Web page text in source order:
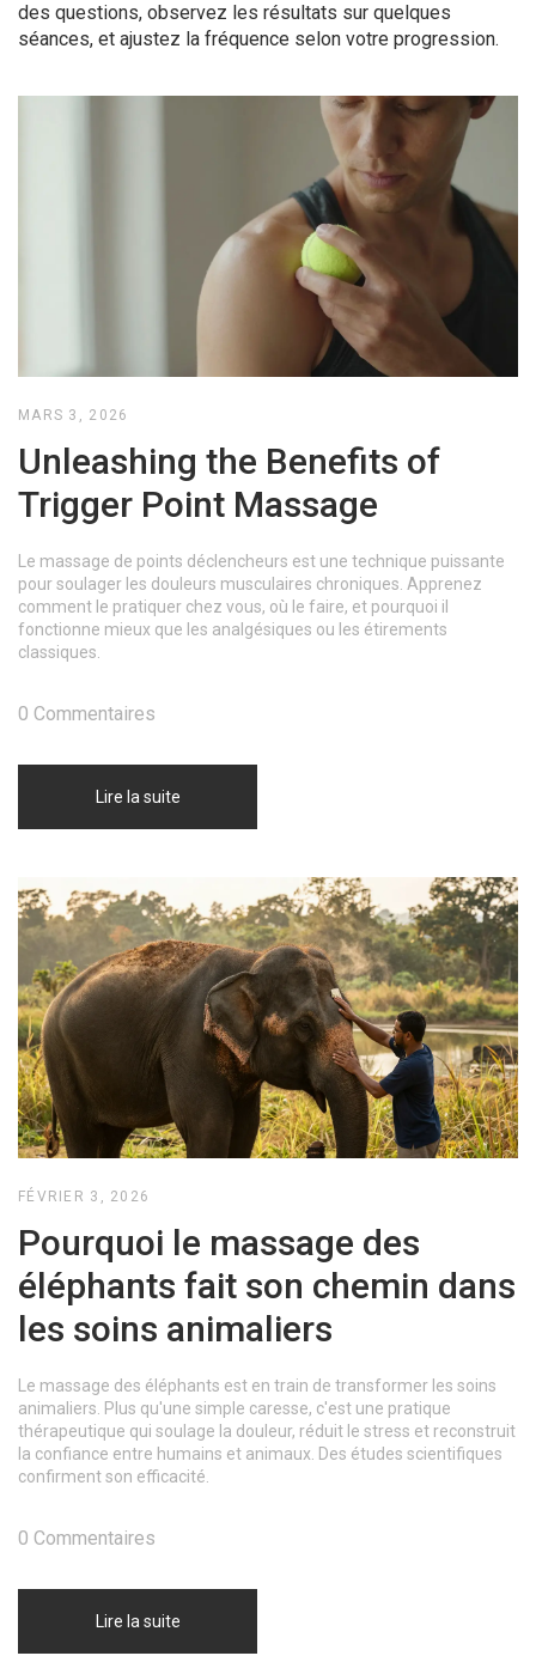
des questions, observez les résultats sur quelques
séances, et ajustez la fréquence selon votre progression.
MARS 3, 2026
Unleashing the Benefits of
Trigger Point Massage
Le massage de points déclencheurs est une technique puissante
pour soulager les douleurs musculaires chroniques. Apprenez
comment le pratiquer chez vous, où le faire, et pourquoi il
fonctionne mieux que les analgésiques ou les étirements
classiques.
Lire la suite
0 Commentaires
FÉVRIER 3, 2026
Pourquoi le massage des
éléphants fait son chemin dans
les soins animaliers
Le massage des éléphants est en train de transformer les soins
animaliers. Plus qu'une simple caresse, c'est une pratique
thérapeutique qui soulage la douleur, réduit le stress et reconstruit
la confiance entre humains et animaux. Des études scientifiques
confirment son efficacité.
Lire la suite
0 Commentaires